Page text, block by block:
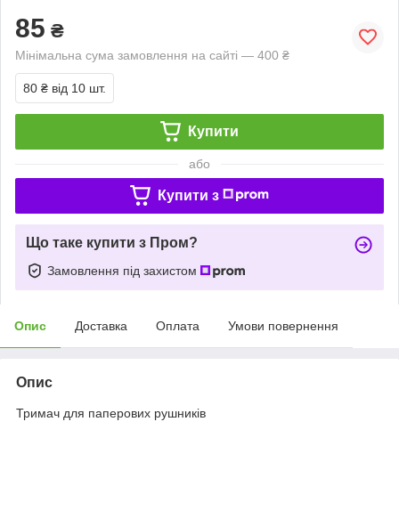
85 ₴
Мінімальна сума замовлення на сайті — 400 ₴
80 ₴ від 10 шт.
Купити
або
Купити з
Що таке купити з Пром?
Замовлення під захистом
Опис Доставка Оплата Умови повернення
Опис
Тримач для паперових рушників